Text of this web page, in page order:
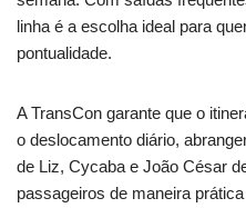
linha é a escolha ideal para
pontualidade.
A TransCon garante que o
o deslocamento diário,
de Liz, Cycaba e João César
passageiros de maneira